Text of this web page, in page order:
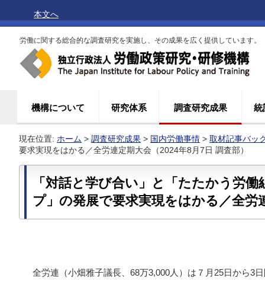
本文へ
労働に関する総合的な調査研究を実施し、その成果を広く提供しています。
機構について 研究体系 調査研究成果 統
現在位置: ホーム > 調査研究成果 > 国内労働事情 > 取材記事バッ
要求実現をはかる／全労連定期大会（2024年8月7日 調査部）
「対話と学び合い」と「たたかう労
プ」の発展で要求実現をはかる／全労
全労連（小畑雅子議長、68万3,000人）は７月25日から3